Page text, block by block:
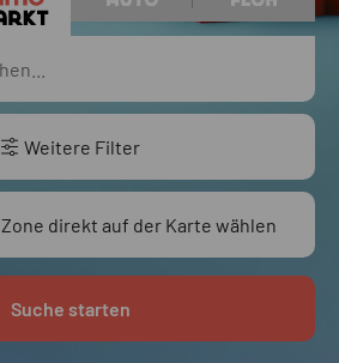
Weitere Filter
Zone direkt auf der Karte wählen
Suche starten